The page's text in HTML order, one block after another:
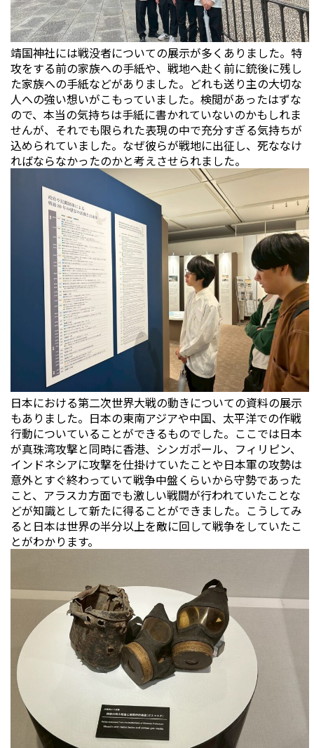
靖国神社には戦没者についての展示が多くありました。特
攻をする前の家族への手紙や、戦地へ赴く前に銃後に残し
た家族への手紙などがありました。どれも送り主の大切な
人への強い想いがこもっていました。検閲があったはずな
ので、本当の気持ちは手紙に書かれていないのかもしれま
せんが、それでも限られた表現の中で充分すぎる気持ちが
込められていました。なぜ彼らが戦地に出征し、死ななけ
ればならなかったのかと考えさせられました。
日本における第二次世界大戦の動きについての資料の展示
もありました。日本の東南アジアや中国、太平洋での作戦
行動についていることができるものでした。ここでは日本
が真珠湾攻撃と同時に香港、シンガポール、フィリピン、
インドネシアに攻撃を仕掛けていたことや日本軍の攻勢は
意外とすぐ終わっていて戦争中盤くらいから守勢であった
こと、アラスカ方面でも激しい戦闘が行われていたことな
どが知識として新たに得ることができました。こうしてみ
ると日本は世界の半分以上を敵に回して戦争をしていたこ
とがわかります。